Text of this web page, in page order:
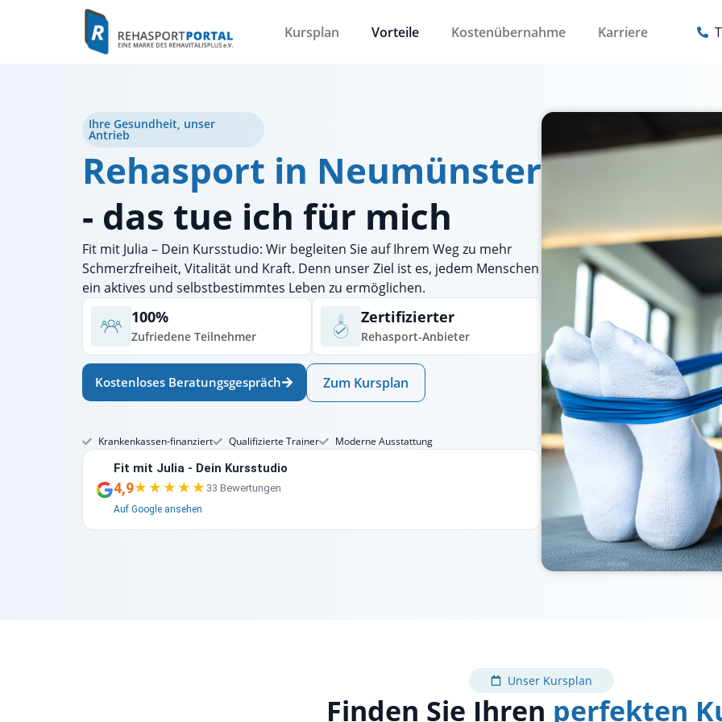
Kursplan Vorteile Kostenübernahme Karriere
Ihre Gesundheit, unser
Antrieb
Rehasport in Neumünster
- das tue ich für mich
Fit mit Julia – Dein Kursstudio: Wir begleiten Sie auf Ihrem Weg zu mehr
Schmerzfreiheit, Vitalität und Kraft. Denn unser Ziel ist es, jedem Menschen
ein aktives und selbstbestimmtes Leben zu ermöglichen.
100%
Zufriedene Teilnehmer
Zertifizierter
Rehasport-Anbieter
Kostenloses Beratungsgespräch Zum Kursplan
Krankenkassen-finanziert Qualifizierte Trainer Moderne Ausstattung
Fit mit Julia - Dein Kursstudio
4,9★★★★★
★★★★★ 33 Bewertungen
Auf Google ansehen
Unser Kursplan
Finden Sie Ihren perfekten